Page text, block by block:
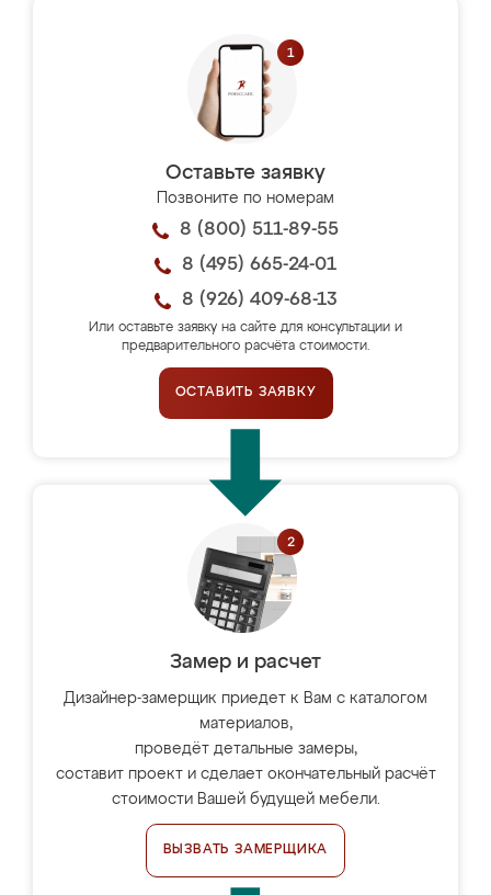
Оставьте заявку
Позвоните по номерам
8 (800) 511-89-55
8 (495) 665-24-01
8 (926) 409-68-13
Или оставьте заявку на сайте для консультации и
предварительного расчёта стоимости.
ОСТАВИТЬ ЗАЯВКУ
Замер и расчет
Дизайнер-замерщик приедет к Вам с каталогом
материалов,
проведёт детальные замеры,
составит проект и сделает окончательный расчёт
стоимости Вашей будущей мебели.
ВЫЗВАТЬ ЗАМЕРЩИКА